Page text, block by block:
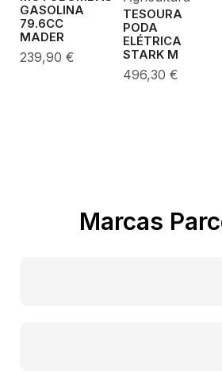
GASOLINA
79.6CC
MADER
239,90 €
TESOURA
PODA
ELÉTRICA
STARK M
496,30 €
Marcas